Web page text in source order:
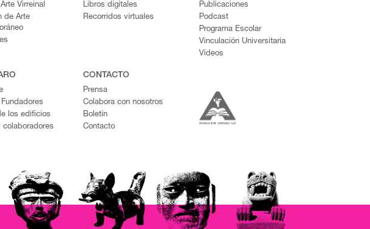
Virreinal
de Arte
Libros digitales
Recorridos virtuales
Publicaciones
Podcast
Programa Escolar
Vinculación Universitaria
Videos
los edificios
colaboradores
CONTACTO
Prensa
Colabora con nosotros
Boletín
Contacto